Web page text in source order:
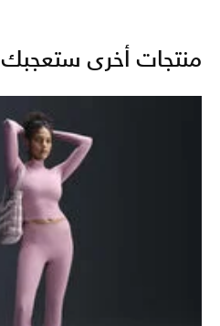
منتجات أخرى ستعجبك